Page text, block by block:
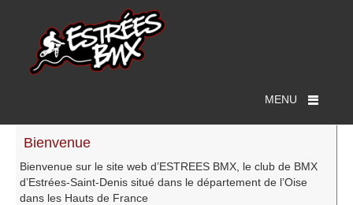
MENU
Bienvenue
Bienvenue sur le site web d’ESTREES BMX, le club de BMX
d’Estrées-Saint-Denis situé dans le département de l’Oise
dans les Hauts de France